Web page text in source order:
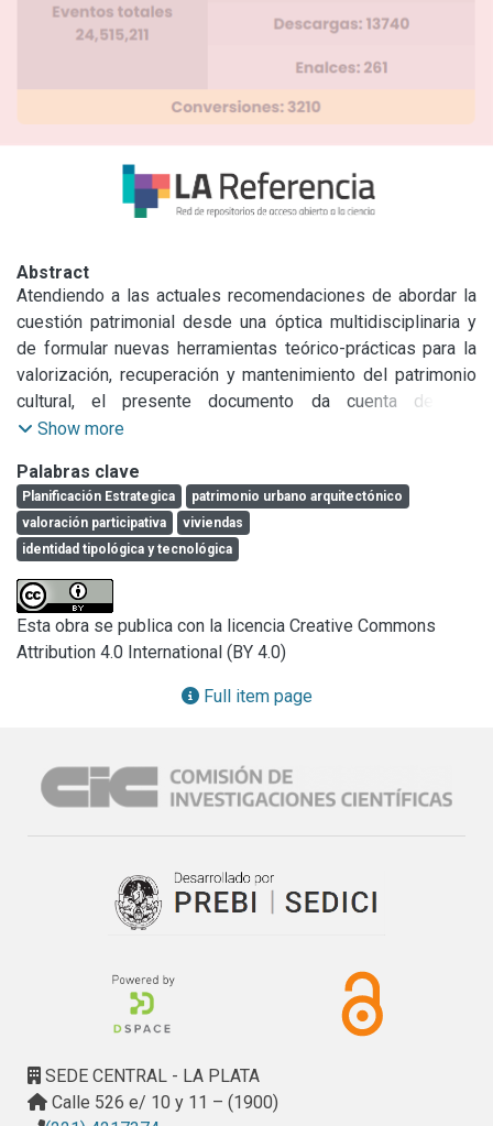
Abstract
Atendiendo a las actuales recomendaciones de abordar la
cuestión patrimonial desde una óptica multidisciplinaria y
de formular nuevas herramientas teórico-prácticas para la
valorización, recuperación y mantenimiento del patrimonio
cultural, el presente documento da cuenta de una
experiencia realizada por diversas áreas del conocimiento
el partido bonaerense de Olavarría. La primera sección,
plantea la creciente incorporación del patrimonio cultural y
natural en los procesos de planificación estratégica para el
desarrollo local; expone algunos aspectos teóricos y parte
de las conclusiones surgidas de la realización de un taller
participativo para indagar sobre el valor que la comunidad
le otorga a su patrimonio y, presenta las características del
tipo de vivienda transculturado por la colectividad de
referencia. La segunda, detalla aspectos tecnológicos de
recomendaciones a propósito de su puesta en valor.
Show more
Palabras clave
Planificación Estrategica
patrimonio urbano arquitectónico
valoración participativa
viviendas
identidad tipológica y tecnológica
Esta obra se publica con la licencia Creative Commons
Attribution 4.0 International (BY 4.0)
Full item page
SEDE CENTRAL - LA PLATA
Calle 526 e/ 10 y 11 – (1900)